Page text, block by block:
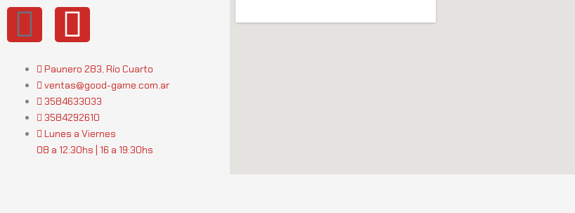
I
n
s
t
a
W
h
a
t
s
Paunero 283, Río Cuarto
ventas@good-game.com.ar
3584633033
3584292610
Lunes a Viernes
08 a 12:30hs | 16 a 19:30hs